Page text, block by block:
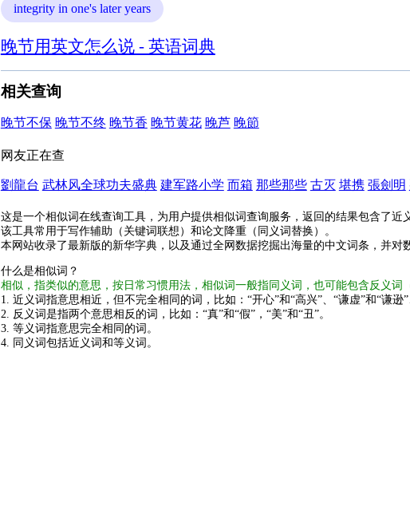
integrity in one's later years
晚节用英文怎么说 - 英语词典
相关查询
晚节不保 晚节不终 晚节香 晚节黄花 晚芦 晚節
网友正在查
劉龍台 武林风全球功夫盛典 建军路小学 而箱 那些那些 古灭 堪携 張劍明
这是一个相似词在线查询工具，为用户提供相似词查询服务，返回的结果包含了近
该工具常用于写作辅助（关键词联想）和论文降重（同义词替换）。
本网站收录了最新版的新华字典，以及通过全网数据挖掘出海量的中文词条，并对
什么是相似词？
相似，指类似的意思，按日常习惯用法，相似词一般指同义词，也可能包含反义词
1. 近义词指意思相近，但不完全相同的词，比如：“开心”和“高兴”、“谦虚”和“谦逊”
2. 反义词是指两个意思相反的词，比如：“真”和“假”，“美”和“丑”。
3. 等义词指意思完全相同的词。
4. 同义词包括近义词和等义词。